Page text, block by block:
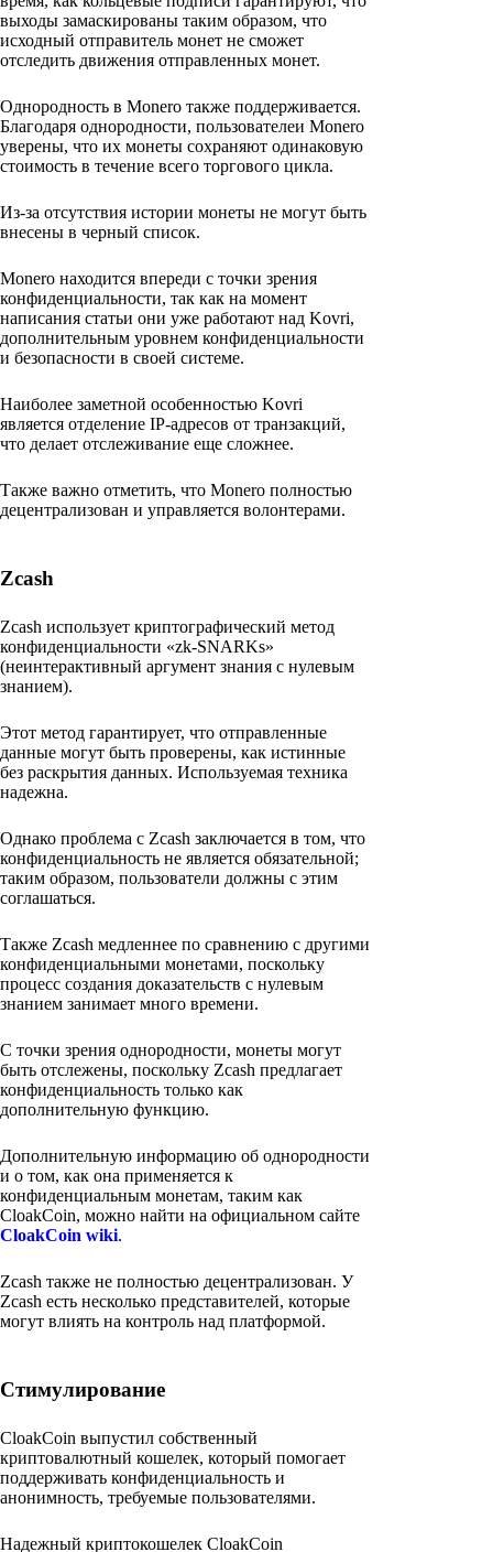
выходы замаскированы таким образом, что
исходный отправитель монет не сможет
отследить движения отправленных монет.
Однородность в Monero также поддерживается.
Благодаря однородности, пользователеи Monero
уверены, что их монеты сохраняют одинаковую
стоимость в течение всего торгового цикла.
Из-за отсутствия истории монеты не могут быть
внесены в черный список.
Monero находится впереди с точки зрения
конфиденциальности, так как на момент
написания статьи они уже работают над Kovri,
дополнительным уровнем конфиденциальности
и безопасности в своей системе.
Наиболее заметной особенностью Kovri
является отделение IP-адресов от транзакций,
что делает отслеживание еще сложнее.
Также важно отметить, что Monero полностью
децентрализован и управляется волонтерами.
Zcash
Zcash использует криптографический метод
конфиденциальности «zk-SNARKs»
(неинтерактивный аргумент знания с нулевым
знанием).
Этот метод гарантирует, что отправленные
данные могут быть проверены, как истинные
без раскрытия данных. Используемая техника
надежна.
Однако проблема с Zcash заключается в том, что
конфиденциальность не является обязательной;
таким образом, пользователи должны с этим
соглашаться.
Также Zcash медленнее по сравнению с другими
конфиденциальными монетами, поскольку
процесс создания доказательств с нулевым
знанием занимает много времени.
С точки зрения однородности, монеты могут
быть отслежены, поскольку Zcash предлагает
конфиденциальность только как
дополнительную функцию.
Дополнительную информацию об однородности
и о том, как она применяется к
конфиденциальным монетам, таким как
CloakCoin, можно найти на официальном сайте
CloakCoin wiki.
Zcash также не полностью децентрализован. У
Zcash есть несколько представителей, которые
могут влиять на контроль над платформой.
Стимулирование
CloakCoin выпустил собственный
криптовалютный кошелек, который помогает
поддерживать конфиденциальность и
анонимность, требуемые пользователями.
Надежный криптокошелек CloakCoin